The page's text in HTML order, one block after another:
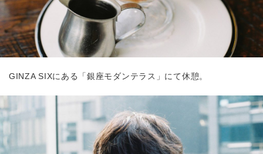
GINZA SIXにある「銀座モダンテラス」にて休憩。